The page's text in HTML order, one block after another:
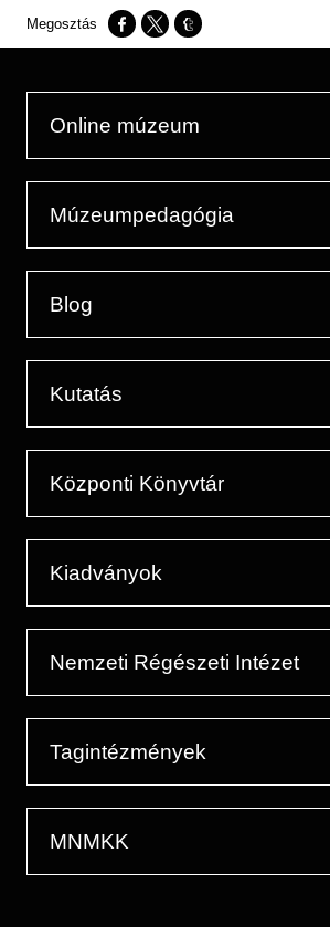
Opens in a new window
Opens in a new window
Opens in a new window
Online múzeum
Múzeumpedagógia
Blog
Kutatás
Központi Könyvtár
Kiadványok
Nemzeti Régészeti Intézet
Tagintézmények
MNMKK